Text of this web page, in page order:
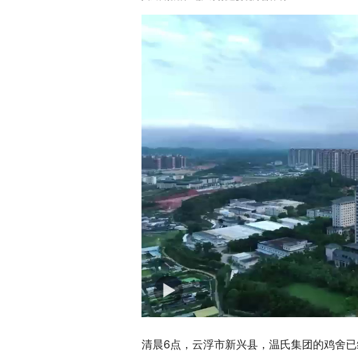
清晨6点，云浮市新兴县，温氏集团的鸡舍已